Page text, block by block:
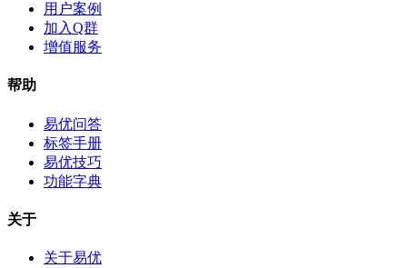
用户案例
加入Q群
增值服务
帮助
易优问答
标签手册
易优技巧
功能字典
关于
关于易优